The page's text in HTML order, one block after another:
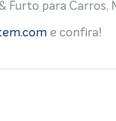
Furto para
e confira!